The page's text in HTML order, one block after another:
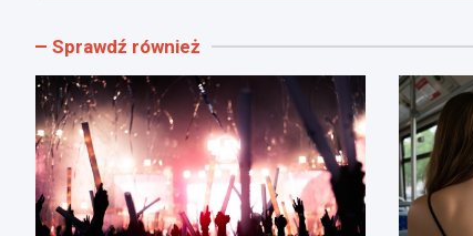
Sprawdź również